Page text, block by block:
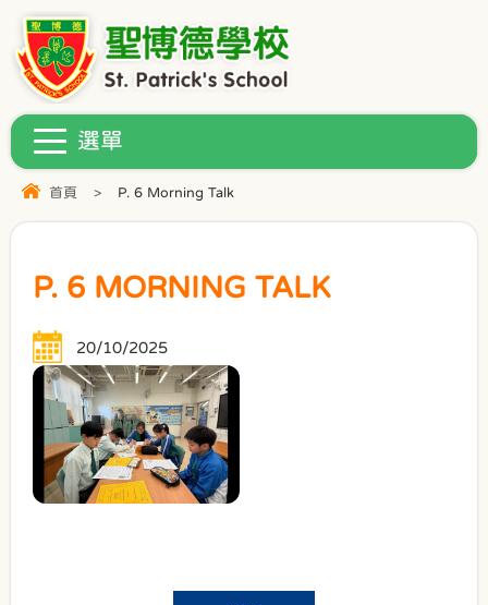
首頁 > P. 6 Morning Talk
P. 6 MORNING TALK
20/10/2025